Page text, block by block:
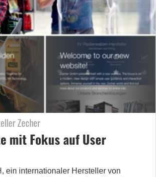
Zecher
mit Fokus auf User
ein internationaler Hersteller von